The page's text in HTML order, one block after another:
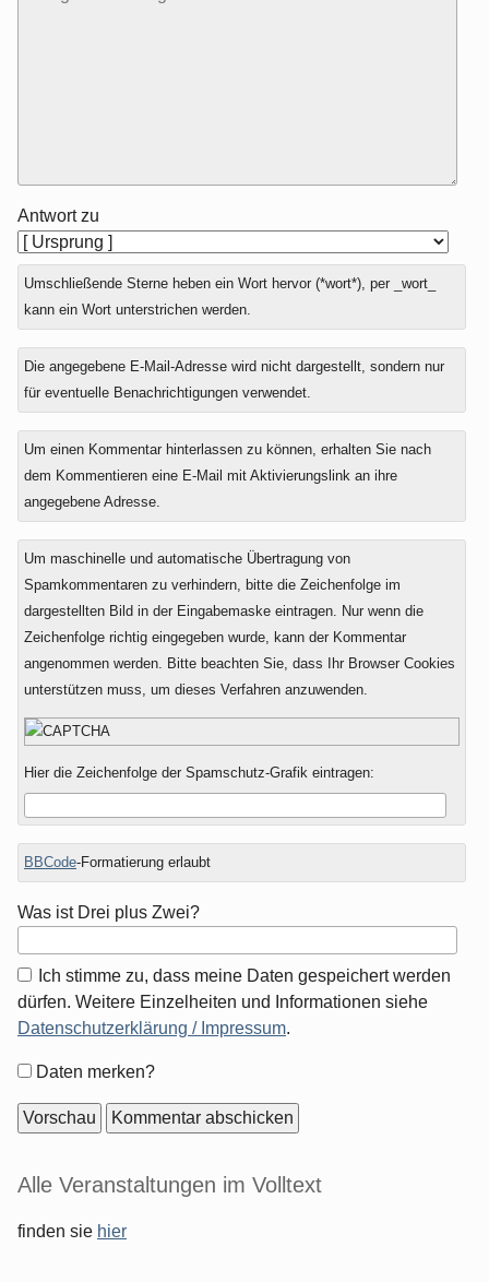
Antwort zu
Umschließende Sterne heben ein Wort hervor (*wort*), per _wort_
kann ein Wort unterstrichen werden.
Die angegebene E-Mail-Adresse wird nicht dargestellt, sondern nur
für eventuelle Benachrichtigungen verwendet.
Um einen Kommentar hinterlassen zu können, erhalten Sie nach
dem Kommentieren eine E-Mail mit Aktivierungslink an ihre
angegebene Adresse.
Um maschinelle und automatische Übertragung von
Spamkommentaren zu verhindern, bitte die Zeichenfolge im
dargestellten Bild in der Eingabemaske eintragen. Nur wenn die
Zeichenfolge richtig eingegeben wurde, kann der Kommentar
angenommen werden. Bitte beachten Sie, dass Ihr Browser Cookies
unterstützen muss, um dieses Verfahren anzuwenden.
Hier die Zeichenfolge der Spamschutz-Grafik eintragen:
BBCode-Formatierung erlaubt
Was ist Drei plus Zwei?
Ich stimme zu, dass meine Daten gespeichert werden
dürfen. Weitere Einzelheiten und Informationen siehe
Datenschutzerklärung / Impressum.
Formular-
Daten merken?
Seitenleiste
Alle Veranstaltungen im Volltext
finden sie hier